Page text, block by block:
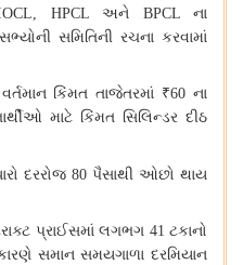
HPCL અને BPCL ના
સભ્યોની સમિતિની રચના કરવામાં
વર્તમાન કિંમત તાજેતરમાં ₹60 ના
માટે કિંમત સિલિન્ડર દીઠ
દરરોજ 80 પૈસાથી ઓછો થાય
પ્રાઈસમાં લગભગ 41ટકાનો
સમાન સમયગાળા દરમિયાન